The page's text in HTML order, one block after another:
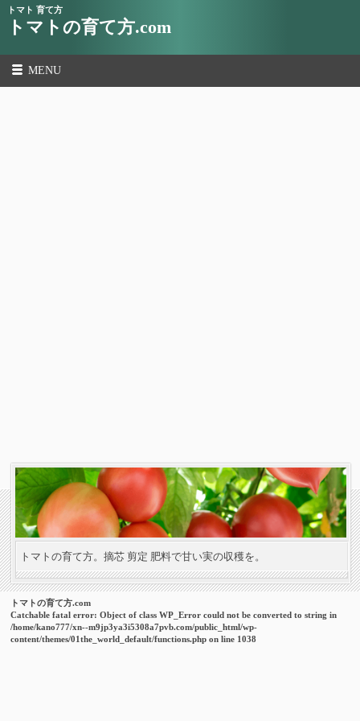
トマト 育て方
トマトの育て方.com
MENU
トマトの育て方。摘芯 剪定 肥料で甘い実の収穫を。
トマトの育て方.com
Catchable fatal error: Object of class WP_Error could not be converted to string in
/home/kano777/xn--m9jp3ya3i5308a7pvb.com/public_html/wp-
content/themes/01the_world_default/functions.php on line 1038